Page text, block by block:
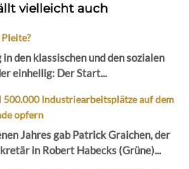
vielleicht auch
den klassischen und den sozialen
einhellig: Der Start...
Industriearbeitsplätze auf dem
opfern
Jahres gab Patrick Graichen, der
in Robert Habecks (Grüne)...